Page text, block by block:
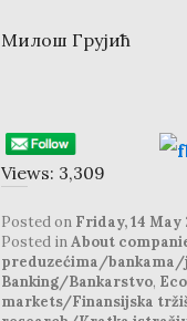
Милош Грујић
Views: 3,309
Posted on Friday, 14 May
Posted inAbout
preduzećima/
Banking/Bankarstvo,
markets/Finansijska